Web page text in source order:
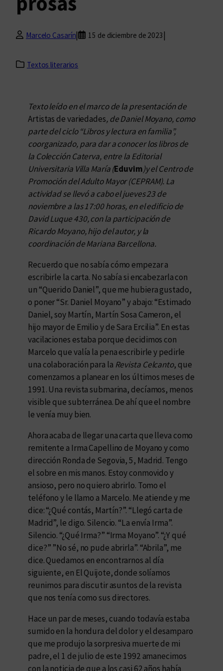
Marcelo Casarín| 15 de diciembre de 2023 |
Textos literarios
Texto leído en el marco de la presentación de
Artistas de variedades, de Daniel Moyano, como
parte del ciclo “Libros y lectura en familia”,
coorganizado, para dar a conocer los libros de
la Colección Caterva, entre la Editorial
Universitaria Villa María (Eduvim)y el Centro de
Promoción del Adulto Mayor (CEPRAM). La
actividad se llevó a cabo el jueves 23 de
noviembre a las 17:00 horas, en el edificio de
David Luque 430, con la participación de
Ricardo Moyano, hijo del autor, y la
coordinación de Mariana Barcellona.
Recuerdo que no sabía cómo empezar a
escribirle la carta. No sabía si encabezarla con
un “Querido Daniel”, que me hubiera gustado,
o poner “Sr. Daniel Moyano” y abajo: “Estimado
Daniel, soy Martín, Martín Sosa Cameron, el
hijo mayor de Emilio y de Sara Ercilia”. En estas
vacilaciones estaba porque decidimos con
Marcelo que valía la pena escribirle y pedirle
una colaboración para la Revista Celcanto, que
comenzamos a planear en los últimos meses de
1991. Una revista submarina, decíamos, menos
visible que subterránea. De ahí que el nombre
le venía muy bien.
Ahora acaba de llegar una carta que lleva como
remitente a Irma Capellino de Moyano y como
dirección Ronda de Segovia, 5, Madrid. Tengo
el sobre en mis manos. Estoy conmovido y
ansioso, pero no quiero abrirlo. Tomo el
teléfono y le llamo a Marcelo. Me atiende y me
dice: “¿Qué contás, Martín?”. “Llegó carta de
Madrid”, le digo. Silencio. “La envía Irma”.
Silencio. “¿Qué Irma?” “Irma Moyano”. “¿Y qué
dice?” ”No sé, no pude abrirla”. “Abrila”, me
dice. Quedamos en encontrarnos al día
siguiente, en El Quijote, donde solíamos
reunirnos para discutir asuntos de la revista
que nos tenía como sus directores.
Hace un par de meses, cuando todavía estaba
sumido en la hondura del dolor y el desamparo
que me produjo la sorpresiva muerte de mi
padre, el 1 de julio de este 1992 amanecimos
con la noticia de que a los casi 62 años había